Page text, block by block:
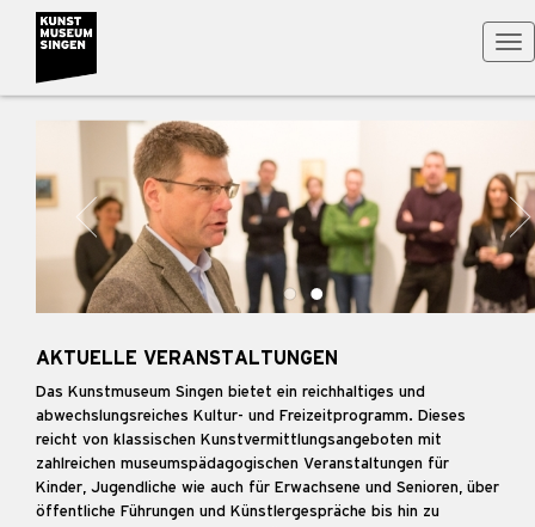
AKTUELLE VERANSTALTUNGEN
Das Kunstmuseum Singen bietet ein reichhaltiges und
abwechslungsreiches Kultur- und Freizeitprogramm. Dieses
reicht von klassischen Kunstvermittlungsangeboten mit
zahlreichen museumspädagogischen Veranstaltungen für
Kinder, Jugendliche wie auch für Erwachsene und Senioren, über
öffentliche Führungen und Künstlergespräche bis hin zu